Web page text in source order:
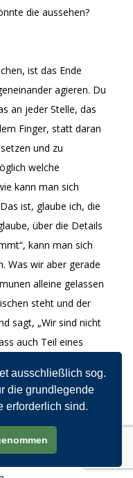
ausschließlich sog.
die grundlegende
erforderlich sind.
die aussehen?
ist das Ende
agieren. Du
an jeder Stelle, das
Finger, statt daran
und zu
welche
kann man sich
ist, glaube ich, die
über die Details
kann man sich
Was wir aber gerade
alleine gelassen
steht und der
sagt, „Wir sind nicht
auch Teil eines
dafür sein
und neu
muss, ich
dann auch
so wie es jetzt
weil so alles nur